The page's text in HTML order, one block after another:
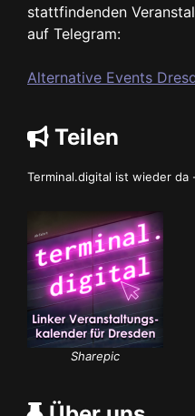
stattfindenden
auf Telegram:
Alternative Events
Teilen
Terminal.digital ist wieder
Sharepic